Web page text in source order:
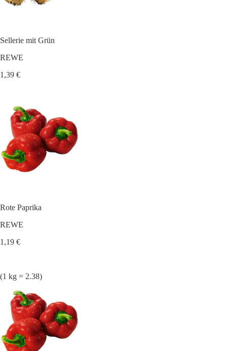
Sellerie mit Grün
REWE
1,39 €
Rote Paprika
REWE
1,19 €
(1 kg = 2.38)